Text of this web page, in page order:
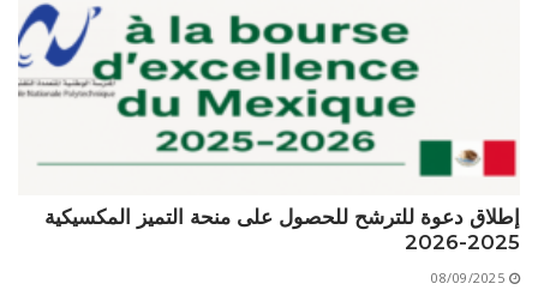
إطلاق دعوة للترشح للحصول على منحة التميز المكسيكية
2025-2026
08/09/2025